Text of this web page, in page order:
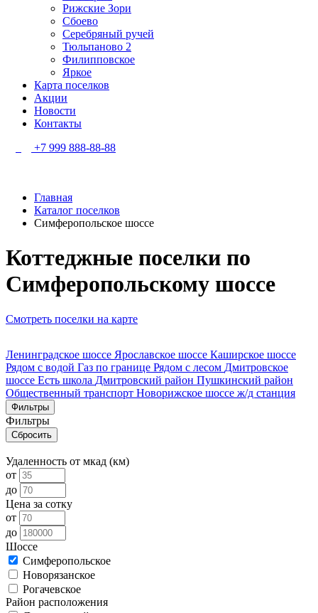
Рижские Зори
Сбоево
Серебряный ручей
Тюльпаново 2
Филипповское
Яркое
Карта поселков
Акции
Новости
Контакты
+7 999 888-88-88
Главная
Каталог поселков
Симферопольское шоссе
Коттеджные поселки по
Симферопольскому шоссе
Смотреть поселки на карте
Ленинградское шоссе Ярославское шоссе Каширское шоссе
Рядом с водой Газ по границе Рядом с лесом Дмитровское
шоссе Есть школа Дмитровский район Пушкинский район
Общественный транспорт Новорижское шоссе ж/д станция
Фильтры
Фильтры
Удаленность от мкад (км)
от
до
Цена за сотку
от
до
Шоссе
Симферопольское
Новорязанское
Рогачевское
Район расположения